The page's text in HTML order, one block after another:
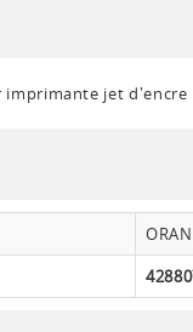
jet d'encre